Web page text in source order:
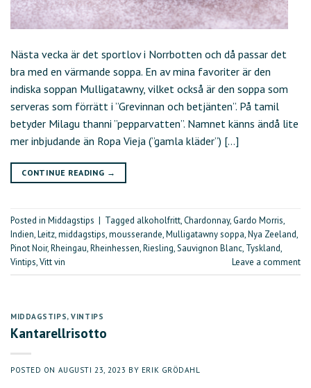
Nästa vecka är det sportlov i Norrbotten och då passar det
bra med en värmande soppa. En av mina favoriter är den
indiska soppan Mulligatawny, vilket också är den soppa som
serveras som förrätt i ”Grevinnan och betjänten”. På tamil
betyder Milagu thanni ”pepparvatten”. Namnet känns ändå lite
mer inbjudande än Ropa Vieja (”gamla kläder”) […]
CONTINUE READING →
Posted in Middagstips | Tagged alkoholfritt,Chardonnay,Gardo Morris,
Indien,Leitz,middagstips,mousserande,Mulligatawny soppa,Nya Zeeland,
Pinot Noir,Rheingau,Rheinhessen,Riesling,Sauvignon Blanc, Tyskland,
Vintips,Vitt vin Leave a comment
MIDDAGSTIPS,VINTIPS
Kantarellrisotto
POSTED ON AUGUSTI 23, 2023 BY ERIK GRÖDAHL